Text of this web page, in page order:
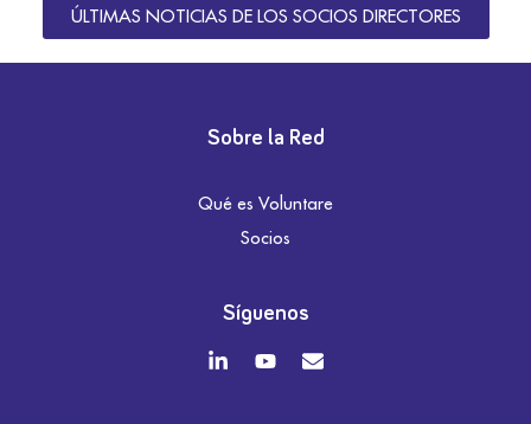
ÚLTIMAS NOTICIAS DE LOS SOCIOS DIRECTORES
Sobre la Red
Qué es Voluntare
Socios
Síguenos